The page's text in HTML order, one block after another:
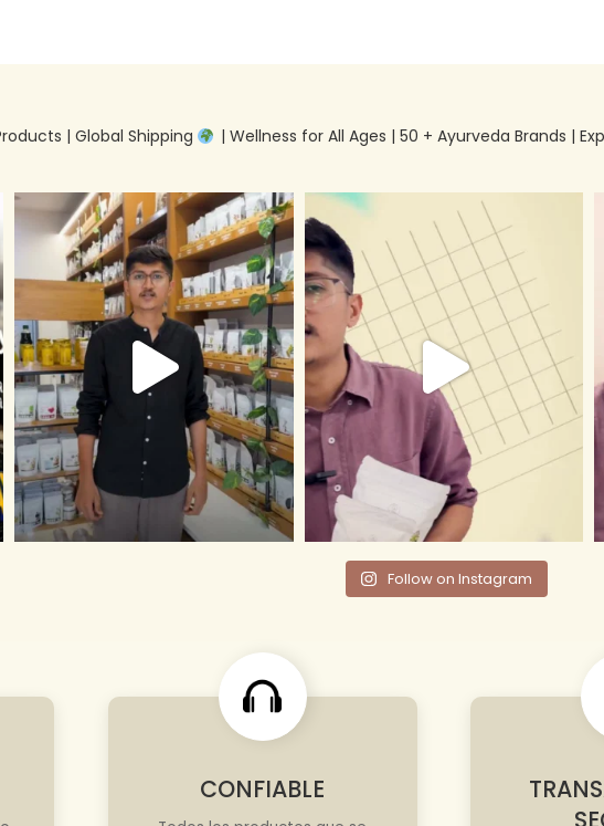
| Global Shipping | Wellness for All Ages | 50 + Ayurveda Brands |
Follow on Instagram
CONFIABLE